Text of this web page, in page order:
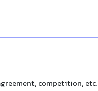
competition, etc.